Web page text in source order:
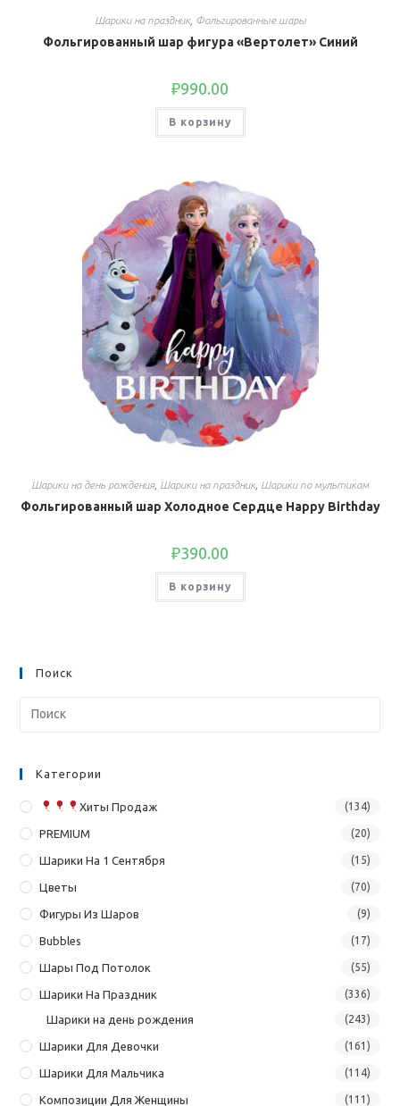
Шарики на праздник, Фольгированные шары
Фольгированный шар фигура «Вертолет» Синий
₽990.00
В корзину
Шарики на день рождения, Шарики на праздник, Шарики по мультикам
Фольгированный шар Холодное Сердце Happy Birthday
₽390.00
В корзину
Поиск
Категории
Хиты Продаж (134)
PREMIUM (20)
Шарики На 1 Сентября (15)
Цветы (70)
Фигуры Из Шаров (9)
Bubbles (17)
Шары Под Потолок (55)
Шарики На Праздник (336)
Шарики на день рождения (243)
Шарики Для Девочки (161)
Шарики Для Мальчика (114)
Композиции Для Женщины (111)